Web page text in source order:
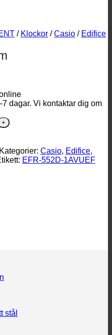
/ Klockor / Casio / Edifice
dagar. Vi kontaktar dig om
Kategorier: Casio, Edifice,
EFR-552D-1AVUEF
stål